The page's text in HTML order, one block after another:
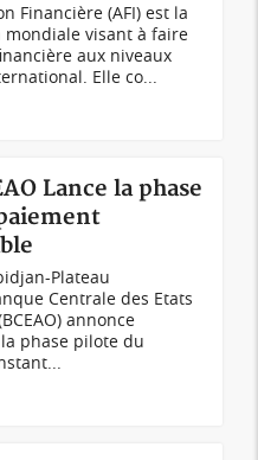
Financière (AFI) est la
visant à faire
aux niveaux
Elle co...
Lance la phase
Plateau
Centrale des Etats
annonce
phase pilote du